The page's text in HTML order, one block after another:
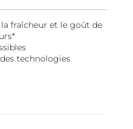
fraîcheur et le goût de
technologies